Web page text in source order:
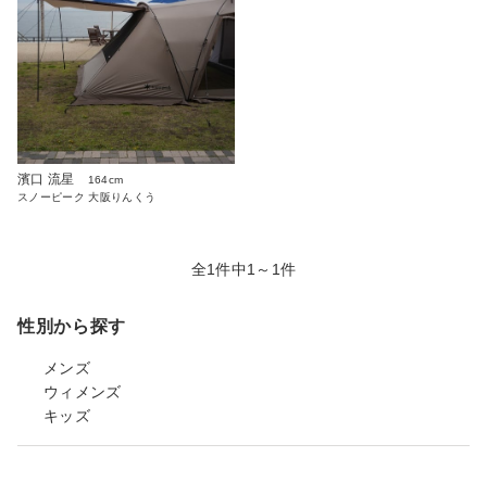
濱口 流星
164cm
スノーピーク 大阪りんくう
全1件中1～1件
性別から探す
メンズ
ウィメンズ
キッズ